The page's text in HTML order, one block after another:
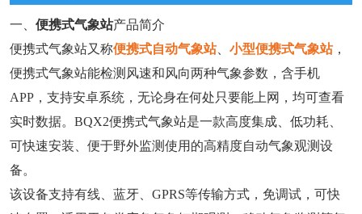
一、 便携式气象站产品简介
便携式气象站又称便携式自动气象站、 小型便携式气象站，
便携式气象站能检测风速和风向两种气象参数，含手机
APP，支持安卓系统，无论身在何处只要能上网，均可查看
实时数据。BQX2便携式气象站是一款高度集成、低功耗、
可快速安装、便于野外监测使用的高精度自动气象观测设
备。
该设备支持有线、蓝牙、GPRS等传输方式，免调试，可快